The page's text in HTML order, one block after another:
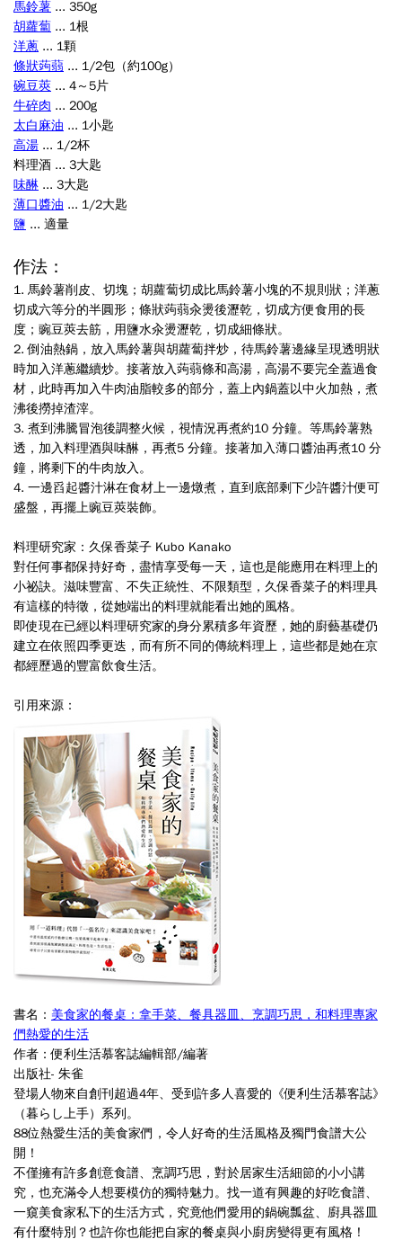
馬鈴薯 ... 350g
胡蘿蔔 ... 1根
洋蔥 ... 1顆
條狀蒟蒻 ... 1/2包（約100g）
碗豆莢 ... 4～5片
牛碎肉 ... 200g
太白麻油 ... 1小匙
高湯 ... 1/2杯
料理酒 ... 3大匙
味醂 ... 3大匙
薄口醬油 ... 1/2大匙
鹽 ... 適量
作法 ：
1. 馬鈴薯削皮、切塊；胡蘿蔔切成比馬鈴薯小塊的不規則狀；洋蔥
切成六等分的半圓形；條狀蒟蒻汆燙後瀝乾，切成方便食用的長
度；豌豆莢去筋，用鹽水汆燙瀝乾，切成細條狀。
2.倒油熱鍋，放入馬鈴薯與胡蘿蔔拌炒，待馬鈴薯邊緣呈現透明狀
時加入洋蔥繼續炒。接著放入蒟蒻條和高湯，高湯不要完全蓋過食
材，此時再加入牛肉油脂較多的部分，蓋上內鍋蓋以中火加熱，煮
沸後撈掉渣滓。
3. 煮到沸騰冒泡後調整火候，視情況再煮約10 分鐘。等馬鈴薯熟
透，加入料理酒與味醂，再煮5 分鐘。接著加入薄口醬油再煮10 分
鐘，將剩下的牛肉放入。
4. 一邊舀起醬汁淋在食材上一邊燉煮，直到底部剩下少許醬汁便可
盛盤，再擺上豌豆莢裝飾。
料理研究家：久保香菜子 Kubo Kanako
對任何事都保持好奇，盡情享受每一天，這也是能應用在料理上的
小祕訣。滋味豐富、不失正統性、不限類型，久保香菜子的料理具
有這樣的特徵，從她端出的料理就能看出她的風格。
即使現在已經以料理研究家的身分累積多年資歷，她的廚藝基礎仍
建立在依照四季更迭，而有所不同的傳統料理上，這些都是她在京
都經歷過的豐富飲食生活。
引用來源：
書名： 美食家的餐桌：拿手菜、餐具器皿、烹調巧思，和料理專家
們熱愛的生活
作者：便利生活慕客誌編輯部/編著
出版社- 朱雀
登場人物來自創刊超過4年、受到許多人喜愛的《便利生活慕客誌》
（暮らし上手）系列。
88位熱愛生活的美食家們，令人好奇的生活風格及獨門食譜大公
開！
不僅擁有許多創意食譜、烹調巧思，對於居家生活細節的小小講
究，也充滿令人想要模仿的獨特魅力。找一道有興趣的好吃食譜、
一窺美食家私下的生活方式，究竟他們愛用的鍋碗瓢盆、廚具器皿
有什麼特別？也許你也能把自家的餐桌與小廚房變得更有風格！